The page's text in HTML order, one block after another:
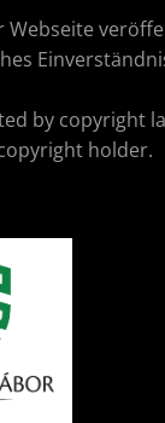
by copyright
holder.